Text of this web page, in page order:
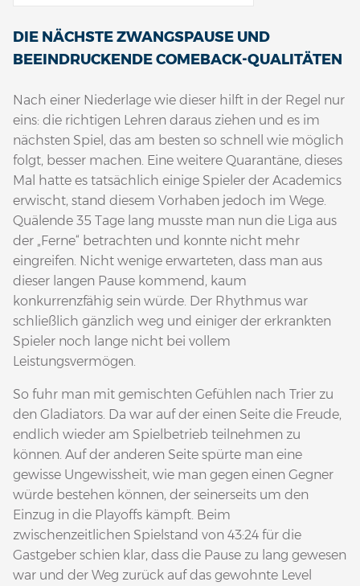
DIE NÄCHSTE ZWANGSPAUSE UND
BEEINDRUCKENDE COMEBACK-QUALITÄTEN
Nach einer Niederlage wie dieser hilft in der Regel nur
eins: die richtigen Lehren daraus ziehen und es im
nächsten Spiel, das am besten so schnell wie möglich
folgt, besser machen. Eine weitere Quarantäne, dieses
Mal hatte es tatsächlich einige Spieler der Academics
erwischt, stand diesem Vorhaben jedoch im Wege.
Quälende 35 Tage lang musste man nun die Liga aus
der „Ferne“ betrachten und konnte nicht mehr
eingreifen. Nicht wenige erwarteten, dass man aus
dieser langen Pause kommend, kaum
konkurrenzfähig sein würde. Der Rhythmus war
schließlich gänzlich weg und einiger der erkrankten
Spieler noch lange nicht bei vollem
Leistungsvermögen.
So fuhr man mit gemischten Gefühlen nach Trier zu
den Gladiators. Da war auf der einen Seite die Freude,
endlich wieder am Spielbetrieb teilnehmen zu
können. Auf der anderen Seite spürte man eine
gewisse Ungewissheit, wie man gegen einen Gegner
würde bestehen können, der seinerseits um den
Einzug in die Playoffs kämpft. Beim
zwischenzeitlichen Spielstand von 43:24 für die
Gastgeber schien klar, dass die Pause zu lang gewesen
war und der Weg zurück auf das gewohnte Level